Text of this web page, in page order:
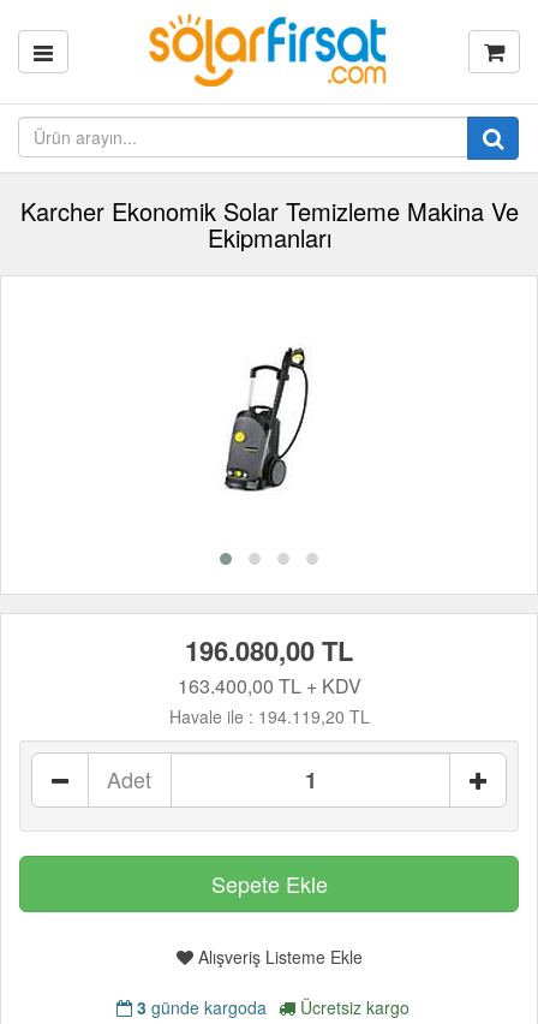
Karcher Ekonomik Solar Temizleme Makina Ve
Ekipmanları
196.080,00 TL
163.400,00 TL + KDV
Havale ile : 194.119,20 TL
Adet
Alışveriş Listeme Ekle
3 günde kargoda Ücretsiz kargo